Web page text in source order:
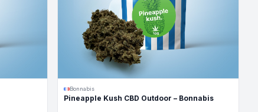
Bonnabis
Pineapple Kush CBD Outdoor – Bonnabis